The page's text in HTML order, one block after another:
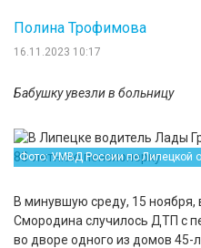
16.11.2023 10:17
Полина Трофимова
Бабушку увезли в больницу
Фото: УМВД России по Липецкой
В минувшую среду, 15 ноября,
Смородина случилось ДТП с
во дворе одного из домов